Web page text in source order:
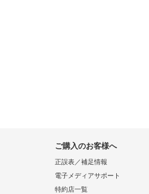
ご購入のお客様へ
正誤表／補足情報
電子メディアサポート
特約店一覧